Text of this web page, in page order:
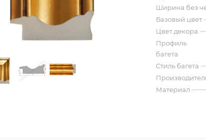
Ширина без
Базовый цвет
Цвет декора
Профиль
багета
Стиль багета
Материал